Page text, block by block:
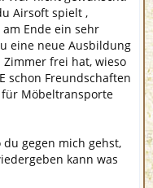
Airsoft spielt ,
Ende ein sehr
eine neue Ausbildung
frei hat, wieso
schon Freundschaften
Möbeltransporte
gegen mich gehst,
kann was